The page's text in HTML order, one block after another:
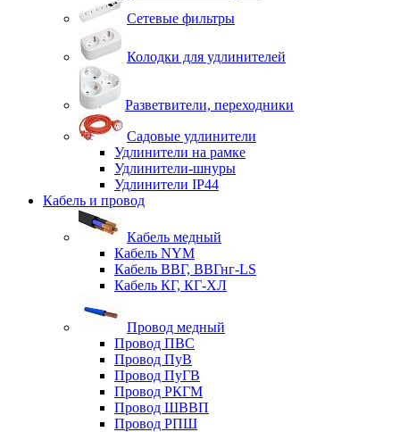
Сетевые фильтры
Колодки для удлинителей
Разветвители, переходники
Садовые удлинители
Удлинители на рамке
Удлинители-шнуры
Удлинители IP44
Кабель и провод
Кабель медный
Кабель NYM
Кабель ВВГ, ВВГнг-LS
Кабель КГ, КГ-ХЛ
Провод медный
Провод ПВС
Провод ПуВ
Провод ПуГВ
Провод РКГМ
Провод ШВВП
Провод РПШ